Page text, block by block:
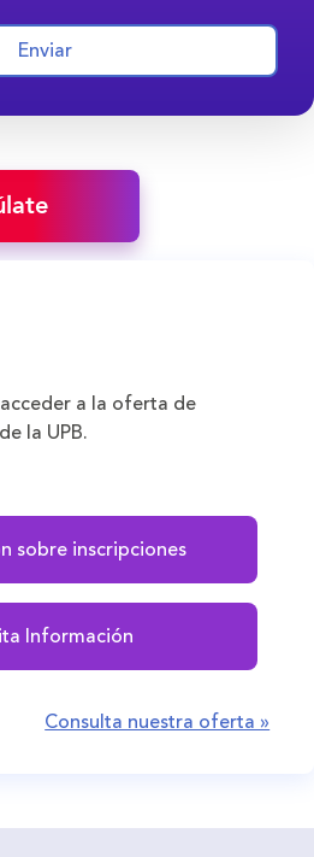
Enviar
a la oferta de
la UPB.
sobre inscripciones
Información
Consulta nuestra oferta »